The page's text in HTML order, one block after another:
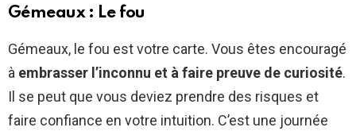
Gémeaux : Le fou
Gémeaux, le fou est votre carte. Vous êtes encouragé
à embrasser l’inconnu et à faire preuve de curiosité.
Il se peut que vous deviez prendre des risques et
faire confiance en votre intuition. C’est une journée